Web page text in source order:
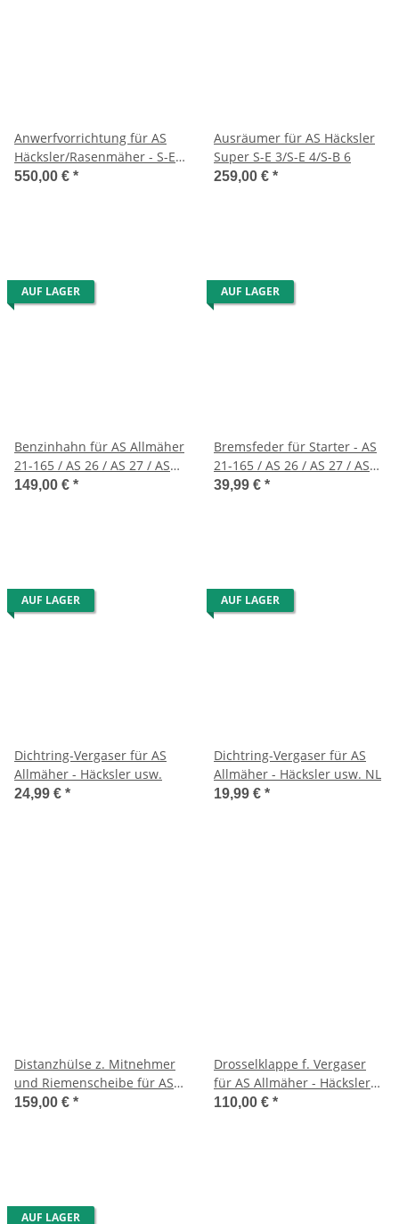
Anwerfvorrichtung für AS
Häcksler/Rasenmäher - S-E3
/ E4 / B6 /S-E3-2/ 3.7-2/SB7 /
550,00 € *
Ausräumer für AS Häcksler
Super S-E 3/S-E 4/S-B 6
259,00 € *
AUF LAGER
Benzinhahn für AS Allmäher
21-165 / AS 26 / AS 27 / AS
45 / AS 53/21 AH8
149,00 € *
AUF LAGER
Bremsfeder für Starter - AS
21-165 / AS 26 / AS 27 / AS
45 / AS 53 /26-AH8/28-3 usw.
39,99 € *
AUF LAGER
Dichtring-Vergaser für AS
Allmäher - Häcksler usw.
24,99 € *
AUF LAGER
Dichtring-Vergaser für AS
Allmäher - Häcksler usw. NL
19,99 € *
Distanzhülse z. Mitnehmer
und Riemenscheibe für AS
Häcksler Super S-E 3/S-E 4
159,00 € *
Drosselklappe f. Vergaser
für AS Allmäher - Häcksler
usw.
110,00 € *
AUF LAGER